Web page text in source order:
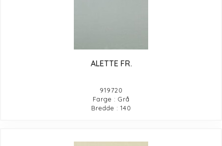
ALETTE FR.
919720
Farge : Grå
Bredde : 140